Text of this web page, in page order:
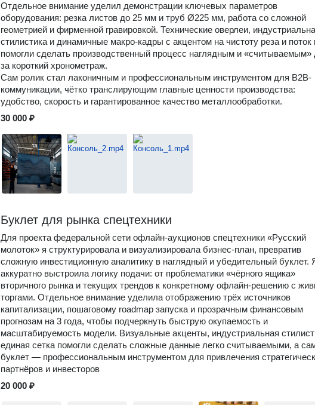
Отдельное внимание уделил демонстрации ключевых параметров
оборудования: резка листов до 25 мм и труб Ø225 мм, работа со сложной
геометрией и фирменной гравировкой. Технические оверлеи,
стилистика и динамичные макро-кадры с акцентом на чистоту реза и поток
помогли сделать производственный процесс наглядным и «считываемым»
за короткий хронометраж.
Сам ролик стал лаконичным и профессиональным инструментом для B2B-
коммуникации, чётко транслирующим главные ценности производства:
удобство, скорость и гарантированное качество металлообработки.
30 000 ₽
Буклет для рынка спецтехники
Для проекта федеральной сети офлайн-аукционов спецтехники «Русский
молоток» я структурировала и визуализировала бизнес-план, превратив
сложную инвестиционную аналитику в наглядный и убедительный буклет.
аккуратно выстроила логику подачи: от проблематики «чёрного ящика»
вторичного рынка и текущих трендов к конкретному офлайн-решению с
торгами. Отдельное внимание уделила отображению трёх источников
капитализации, пошаговому roadmap запуска и прозрачным финансовым
прогнозам на 3 года, чтобы подчеркнуть быструю окупаемость и
масштабируемость модели. Визуальные акценты, индустриальная
единая сетка помогли сделать сложные данные легко считываемыми, а
буклет — профессиональным инструментом для привлечения
партнёров и инвесторов
20 000 ₽